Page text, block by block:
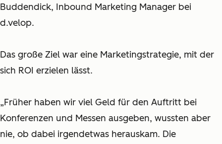
Buddendick, Inbound Marketing Manager bei
d.velop.
Das große Ziel war eine Marketingstrategie, mit der
sich ROI erzielen lässt.
„Früher haben wir viel Geld für den Auftritt bei
Konferenzen und Messen ausgeben, wussten aber
nie, ob dabei irgendetwas herauskam. Die